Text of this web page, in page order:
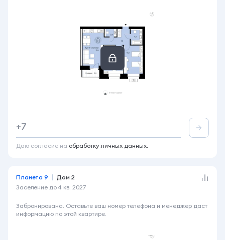
2-комнатная
Лоджия
+7
Даю согласие на обработку личных данных.
Планета 9
Дом 2
Заселение до4 кв. 2027
7 090 000 ₽
Забронирована. Оставьте ваш номер телефона и менеджер даст
информацию по этой квартире.